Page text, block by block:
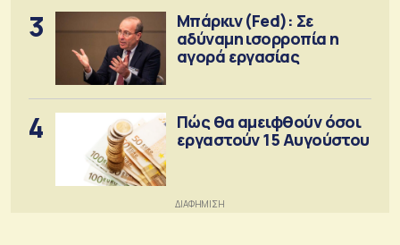
3
Μπάρκιν (Fed): Σε
αδύναμη ισορροπία η
αγορά εργασίας
4
Πώς θα αμειφθούν όσοι
εργαστούν 15 Αυγούστου